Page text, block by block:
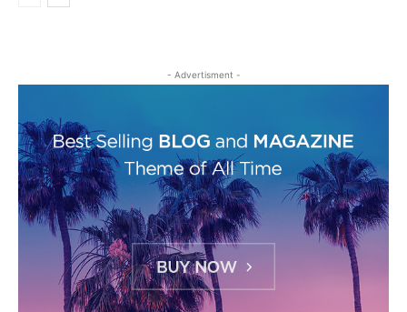
- Advertisment -